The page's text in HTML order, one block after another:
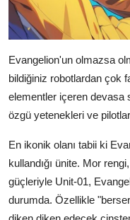
Evangelion'un olmazsa
bildiğiniz robotlardan çok
elementler içeren devasa
özgü yetenekleri ve
En ikonik olanı tabii ki
kullandığı ünite. Mor
güçleriyle Unit-01,
durumda. Özellikle